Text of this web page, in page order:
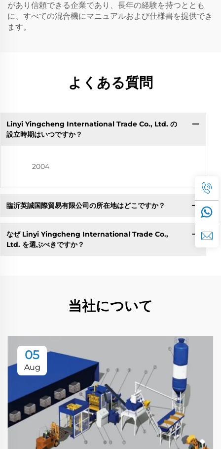
があり信頼できる企業であり、長年の経験を持つととも
に、すべての混合機にマニュアルおよび仕様書を提供でき
ます。
よくある質問
Linyi Yingcheng International Trade Co., Ltd. の
設立時期はいつですか？
2004
臨沂英誠国際貿易有限公司の所在地はどこですか？
なぜ Linyi Yingcheng International Trade Co.,
Ltd. を選ぶべきですか？
当社について
05
Aug